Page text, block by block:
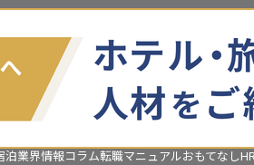
泊業界情報コラム転職マニュアルおもてなし